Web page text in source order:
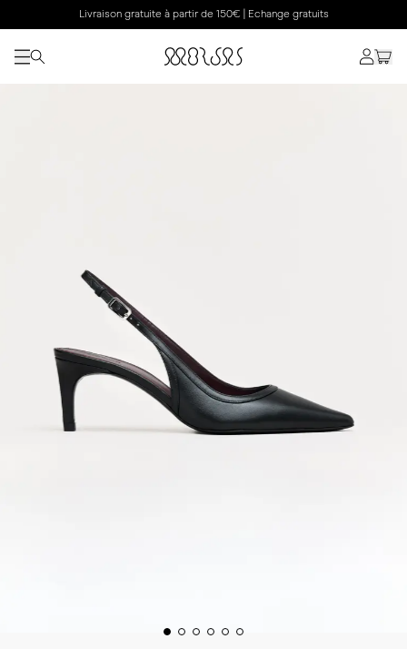
Livraison gratuite à partir de 150€ | Echange gratuits